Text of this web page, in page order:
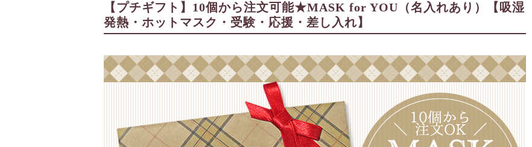
【プチギフト】10個から注文可能★MASK for YOU（名入れあり）【吸湿
発熱・ホットマスク・受験・応援・差し入れ】